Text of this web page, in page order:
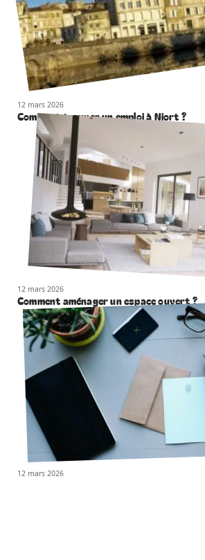
12 mars 2026
Comment trouver un emploi à Niort ?
12 mars 2026
Comment aménager un espace ouvert ?
12 mars 2026